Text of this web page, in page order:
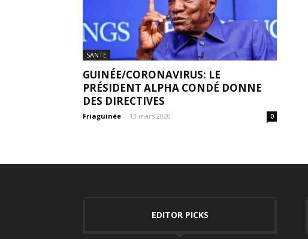
SANTE
GUINÉE/CORONAVIRUS: LE
PRÉSIDENT ALPHA CONDÉ DONNE
DES DIRECTIVES
Friaguinée - 13 mars 2020 0
EDITOR PICKS